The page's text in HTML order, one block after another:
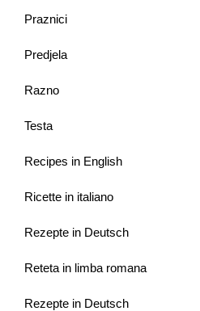
Praznici
Predjela
Razno
Testa
Recipes in English
Ricette in italiano
Rezepte in Deutsch
Reteta in limba romana
Rezepte in Deutsch